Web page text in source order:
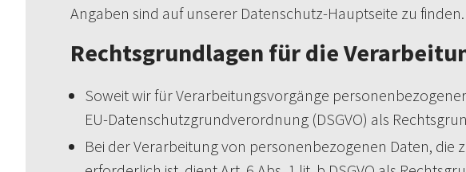
Angaben sind auf unserer Datenschutz-Hauptseite zu finden.
Rechtsgrundlagen für die
Soweit wir für Verarbeitungsvorgänge
EU-Datenschutzgrundverordnung (DSGVO) als
Bei der Verarbeitung von personenbezogenen Daten, die